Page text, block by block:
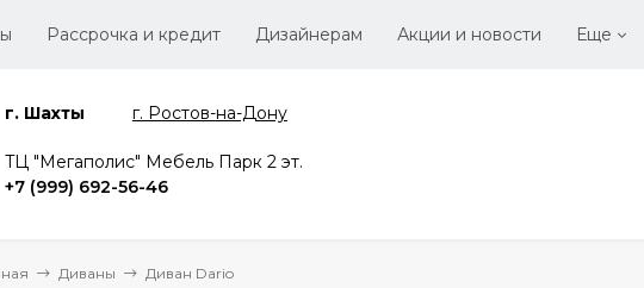
Рассрочка и кредит Дизайнерам Акции и новости Еще
г. Шахты г. Ростов-на-Дону
TЦ "Мегаполис" Мебель Парк 2 эт.
+7 (999) 692-56-46
Диваны Диван Dario